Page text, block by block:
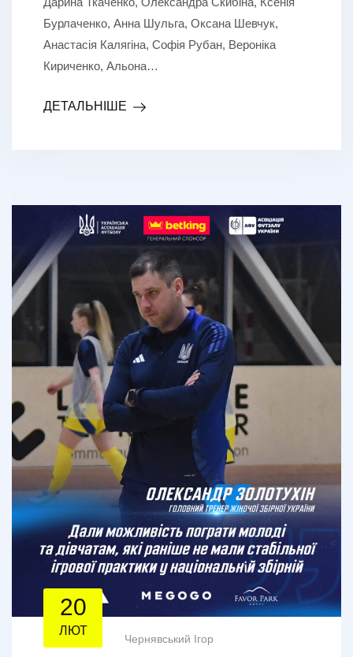
Бурлаченко, Анна Шульга, Оксана Шевчук,
Анастасія Калягіна, Софія Рубан, Вероніка
Кириченко, Альона…
ДЕТАЛЬНІШЕ
20
ЛЮТ
Чернявський Ігор